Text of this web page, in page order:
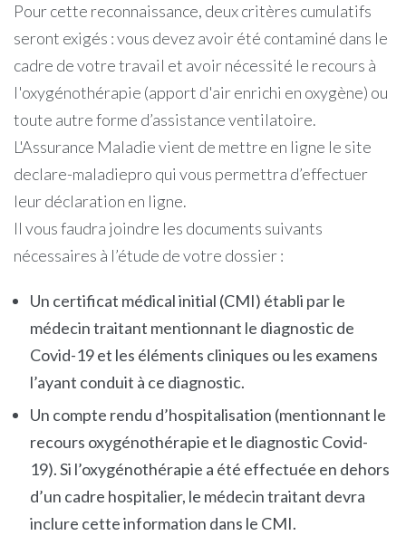
Pour cette reconnaissance, deux critères cumulatifs
seront exigés : vous devez avoir été contaminé dans le
cadre de votre travail et avoir nécessité le recours à
l'oxygénothérapie (apport d'air enrichi en oxygène) ou
toute autre forme d’assistance ventilatoire.
L'Assurance Maladie vient de mettre en ligne le site
declare-maladiepro qui vous permettra d’effectuer
leur déclaration en ligne.
Il vous faudra joindre les documents suivants
nécessaires à l’étude de votre dossier :
Un certificat médical initial (CMI) établi par le
médecin traitant mentionnant le diagnostic de
Covid-19 et les éléments cliniques ou les examens
l’ayant conduit à ce diagnostic.
Un compte rendu d’hospitalisation (mentionnant le
recours oxygénothérapie et le diagnostic Covid-
19). Si l’oxygénothérapie a été effectuée en dehors
d’un cadre hospitalier, le médecin traitant devra
inclure cette information dans le CMI.